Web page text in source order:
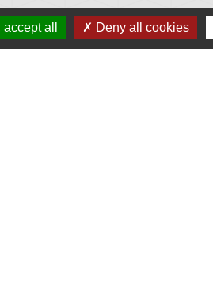
all Deny all cookies